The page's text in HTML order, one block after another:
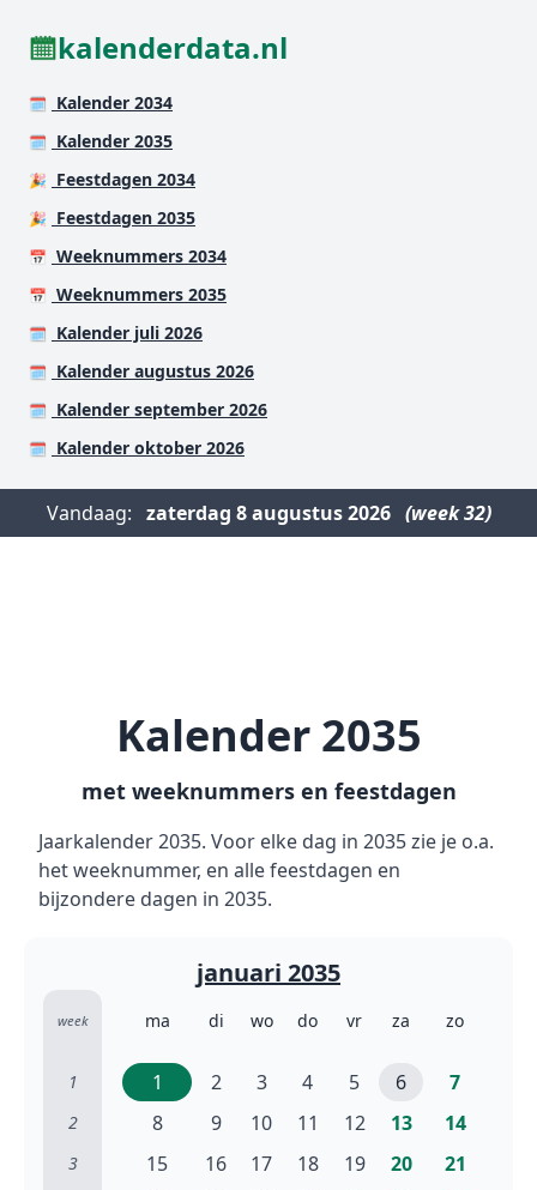
kalenderdata.nl
🗓️ Kalender 2034
🗓️ Kalender 2035
🎉 Feestdagen 2034
🎉 Feestdagen 2035
📅 Weeknummers 2034
📅 Weeknummers 2035
🗓️ Kalender juli 2026
🗓️ Kalender augustus 2026
🗓️ Kalender september 2026
🗓️ Kalender oktober 2026
Vandaag: zaterdag 8 augustus 2026 (week 32)
Kalender 2035
met weeknummers en feestdagen
Jaarkalender 2035. Voor elke dag in 2035 zie je o.a.
het weeknummer, en alle feestdagen en
bijzondere dagen in 2035.
januari 2035
week ma di wo do vr za zo
1 1 2 3 4 5 6 7
2 8 9 10 11 12 13 14
3 15 16 17 18 19 20 21